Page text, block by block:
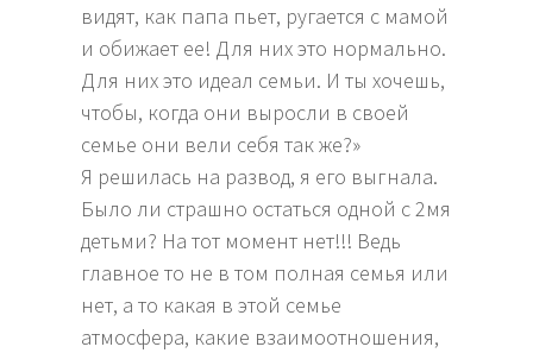
видят, как папа пьет, ругается с мамой
и обижает ее! Для них это нормально.
Для них это идеал семьи. И ты хочешь,
чтобы, когда они выросли в своей
семье они вели себя так же?»
Я решилась на развод, я его выгнала.
Было ли страшно остаться одной с 2мя
детьми? На тот момент нет!!! Ведь
главное то не в том полная семья или
нет, а то какая в этой семье
атмосфера, какие взаимоотношения,